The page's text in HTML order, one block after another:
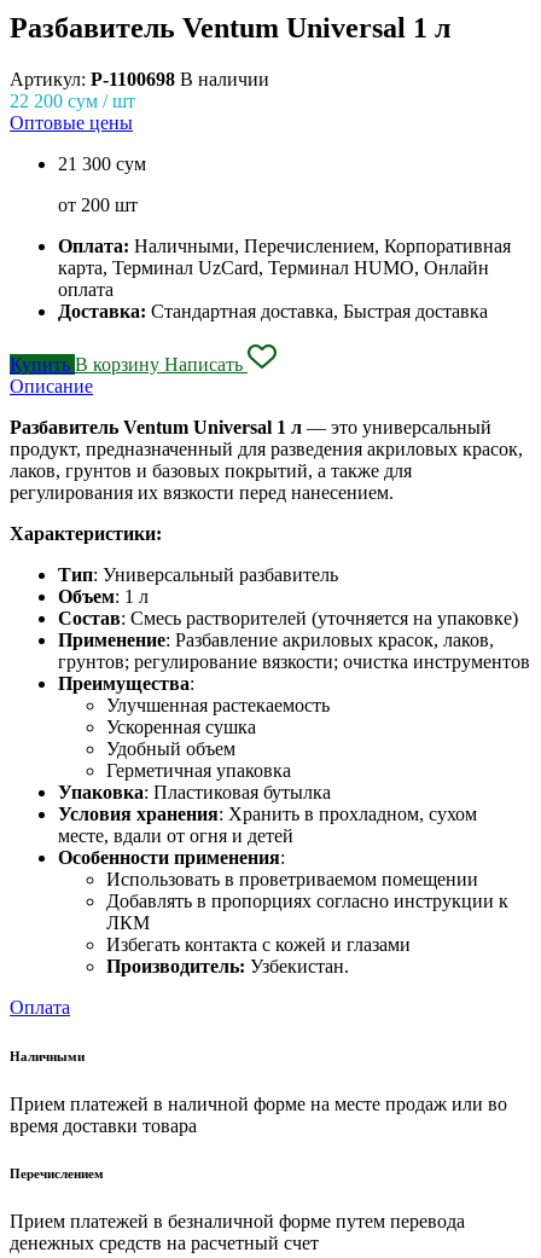
Разбавитель Ventum Universal 1 л
Артикул: P-1100698 В наличии
22 200 сум / шт
Оптовые цены
21 300 сум
от 200 шт
Оплата: Наличными, Перечислением, Корпоративная
карта, Терминал UzCard, Терминал HUMO, Онлайн
оплата
Доставка: Стандартная доставка, Быстрая доставка
Купить В корзину Написать
Описание
Разбавитель Ventum Universal 1 л — это универсальный
продукт, предназначенный для разведения акриловых красок,
лаков, грунтов и базовых покрытий, а также для
регулирования их вязкости перед нанесением.
Характеристики:
Тип: Универсальный разбавитель
Объем: 1 л
Состав: Смесь растворителей (уточняется на упаковке)
Применение: Разбавление акриловых красок, лаков,
грунтов; регулирование вязкости; очистка инструментов
Преимущества:
Улучшенная растекаемость
Ускоренная сушка
Удобный объем
Герметичная упаковка
Упаковка: Пластиковая бутылка
Условия хранения: Хранить в прохладном, сухом
месте, вдали от огня и детей
Особенности применения:
Использовать в проветриваемом помещении
Добавлять в пропорциях согласно инструкции к
ЛКМ
Избегать контакта с кожей и глазами
Производитель: Узбекистан.
Оплата
Наличными
Прием платежей в наличной форме на месте продаж или во
время доставки товара
Перечислением
Прием платежей в безналичной форме путем перевода
денежных средств на расчетный счет